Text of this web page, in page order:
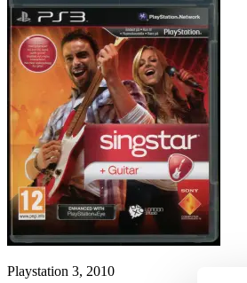
Playstation 3, 2010